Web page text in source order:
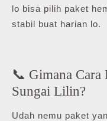
lo bisa pilih paket
stabil buat harian lo.
📞 Gimana
Sungai Lilin?
Udah nemu paket